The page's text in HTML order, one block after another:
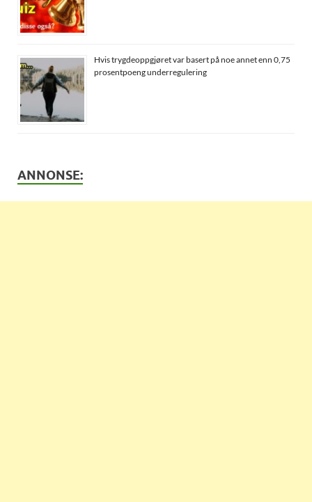
Hvis trygdeoppgjøret var basert på noe annet enn 0,75
prosentpoeng underregulering
ANNONSE: